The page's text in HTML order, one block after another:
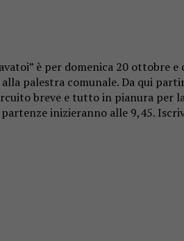
è per domenica 20 ottobre e
palestra comunale. Da qui
breve e tutto in pianura per la
inizieranno alle 9,45.